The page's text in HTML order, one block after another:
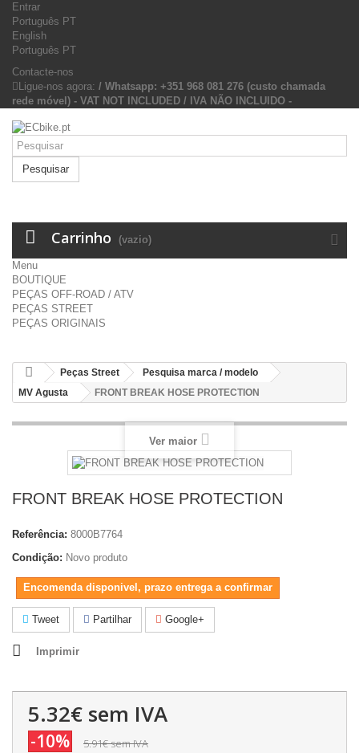
Entrar
Português PT
English
Português PT
Contacte-nos
Ligue-nos agora: / Whatsapp: +351 968 081 276 (custo chamada
rede móvel) - VAT NOT INCLUDED / IVA NÃO INCLUIDO -
Pesquisar
Carrinho (vazio)
Menu
BOUTIQUE
PEÇAS OFF-ROAD / ATV
PEÇAS STREET
PEÇAS ORIGINAIS
Peças Street
Pesquisa marca / modelo
MV Agusta
FRONT BREAK HOSE PROTECTION
Ver maior
FRONT BREAK HOSE PROTECTION
Referência: 8000B7764
Condição: Novo produto
Encomenda disponivel, prazo entrega a confirmar
Tweet Partilhar Google+
Imprimir
5.32€ sem IVA
-10% 5.91€sem IVA